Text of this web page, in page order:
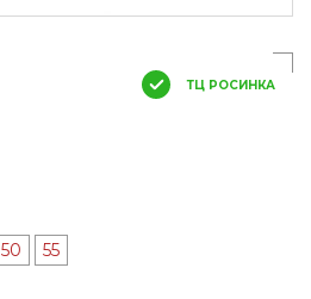
ТЦ РОСИНКА
50 55